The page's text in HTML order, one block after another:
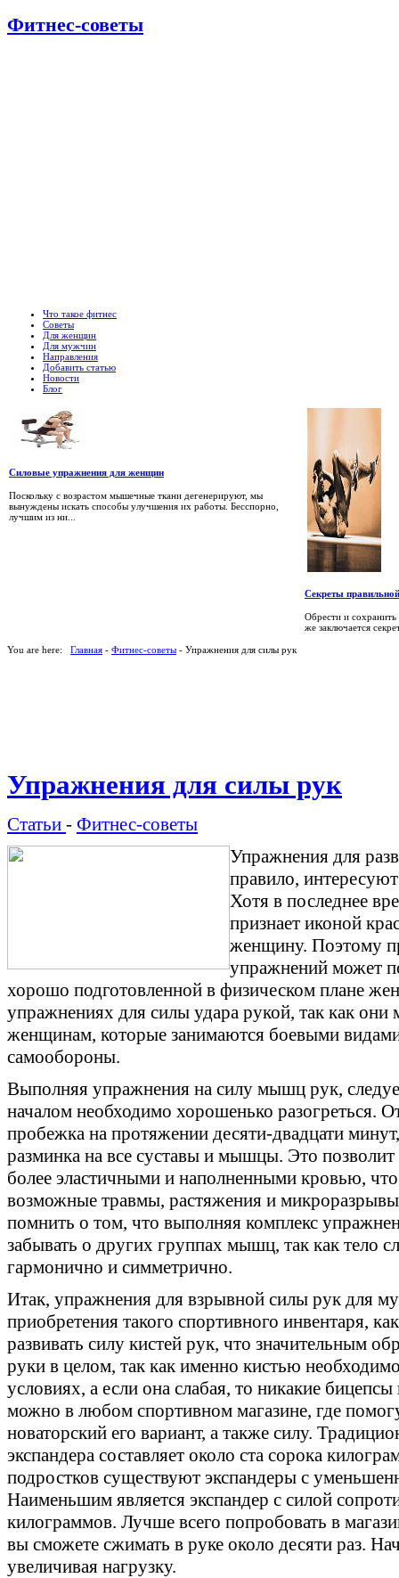
Фитнес-советы
Что такое фитнес
Советы
Для женщин
Для мужчин
Направления
Добавить статью
Новости
Блог
Силовые упражнения для женщин
Поскольку с возрастом мышечные ткани дегенерируют, мы
вынуждены искать способы улучшения их работы. Бесспорно,
лучшим из ни...
Секреты
Обрести и
же заключается
You are here: Главная - Фитнес-советы - Упражнения для силы рук
Упражнения для силы рук
Статьи - Фитнес-советы
Упражнения для
правило,
Хотя в последнее
признает иконой
женщину. Поэтому
упражнений может
хорошо подготовленной в физическом плане
упражнениях для силы удара рукой, так как
женщинам, которые занимаются боевыми
самообороны.
Выполняя упражнения на силу мышц рук,
началом необходимо хорошенько разогреться.
пробежка на протяжении десяти-двадцати
разминка на все суставы и мышцы. Это позволит
более эластичными и наполненными кровью,
возможные травмы, растяжения и
помнить о том, что выполняя комплекс
забывать о других группах мышц, так как тело
гармонично и симметрично.
Итак, упражнения для взрывной силы рук для
приобретения такого спортивного инвентаря,
развивать силу кистей рук, что значительным
руки в целом, так как именно кистью
условиях, а если она слабая, то никакие
можно в любом спортивном магазине, где
новаторский его вариант, а также силу.
экспандера составляет около ста сорока
подростков существуют экспандеры с
Наименьшим является экспандер с силой
килограммов. Лучше всего попробовать в
вы сможете сжимать в руке около десяти раз.
увеличивая нагрузку.